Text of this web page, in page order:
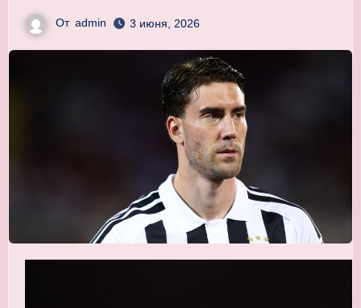
От admin 3 июня, 2026